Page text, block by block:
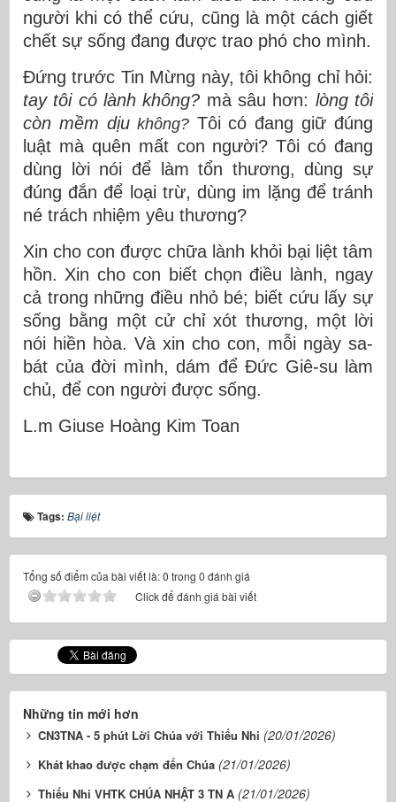
người khi có thể cứu, cũng là một cách giết
chết sự sống đang được trao phó cho mình.
Đứng trước Tin Mừng này, tôi không chỉ hỏi:
tay tôi có lành không? mà sâu hơn: lòng tôi
còn mềm dịukhông?Tôi có đang giữ đúng
luật mà quên mất con người? Tôi có đang
dùng lời nói để làm tổn thương, dùng sự
đúng đắn để loại trừ, dùng im lặng để tránh
né trách nhiệm yêu thương?
Xin cho con được chữa lành khỏi bại liệt tâm
hồn. Xin cho con biết chọn điều lành, ngay
cả trong những điều nhỏ bé; biết cứu lấy sự
sống bằng một cử chỉ xót thương, một lời
nói hiền hòa. Và xin cho con, mỗi ngày sa-
bát của đời mình, dám để Đức Giê-su làm
chủ, để con người được sống.
L.m Giuse Hoàng Kim Toan
Tags: Bại liệt
Tổng số điểm của bài viết là: 0 trong 0 đánh giá
Click để đánh giá bài viết
Những tin mới hơn
CN3TNA - 5 phút Lời Chúa với Thiếu Nhi (20/01/2026)
Khát khao được chạm đến Chúa (21/01/2026)
Thiếu Nhi VHTK CHÚA NHẬT 3 TN A (21/01/2026)